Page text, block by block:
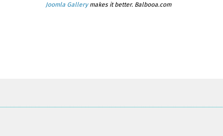
Joomla Gallerymakes it better. Balbooa.com